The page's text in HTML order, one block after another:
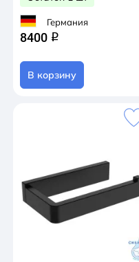
Германия
8400 q
В корзину